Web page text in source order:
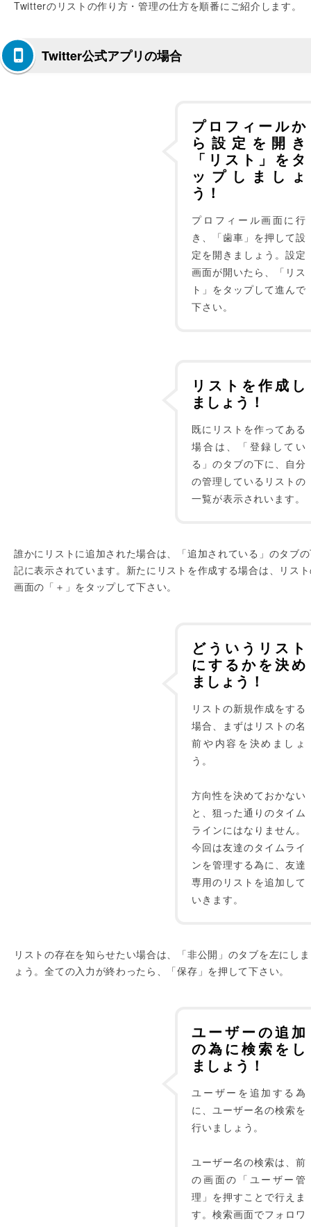
Twitterのリストの作り方・管理の仕方を順番にご紹介します。
Twitter公式アプリの場合
プロフィールか
ら設定を開き
「リスト」をタ
ップしましょ
う！
プロフィール画面に行
き、「歯車」を押して設
定を開きましょう。設定
画面が開いたら、「リス
ト」をタップして進んで
下さい。
リストを作成し
ましょう！
既にリストを作ってある
場合は、「登録してい
る」のタブの下に、自分
の管理しているリストの
一覧が表示されいます。
誰かにリストに追加された場合は、「追加されている」のタブ
記に表示されています。新たにリストを作成する場合は、リス
画面の「＋」をタップして下さい。
どういうリスト
にするかを決め
ましょう！
リストの新規作成をする
場合、まずはリストの名
前や内容を決めましょ
う。
方向性を決めておかない
と、狙った通りのタイム
ラインにはなりません。
今回は友達のタイムライ
ンを管理する為に、友達
専用のリストを追加して
いきます。
リストの存在を知らせたい場合は、「非公開」のタブを左にし
ょう。全ての入力が終わったら、「保存」を押して下さい。
ユーザーの追加
の為に検索をし
ましょう！
ユーザーを追加する為
に、ユーザー名の検索を
行いましょう。
ユーザー名の検索は、前
の画面の「ユーザー管
理」を押すことで行えま
す。検索画面でフォロワ